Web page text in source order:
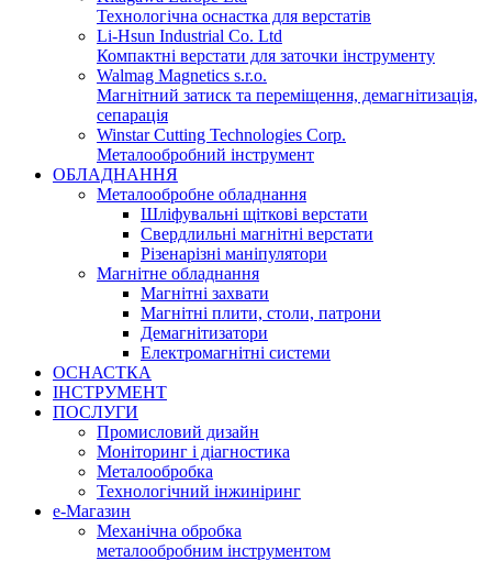
Технологічна оснастка для верстатів
Li-Hsun Industrial Co. Ltd
Компактні верстати для заточки інструменту
Walmag Magnetics s.r.o.
Магнітний затиск та переміщення, демагнітизація,
сепарація
Winstar Cutting Technologies Corp.
Металообробний інструмент
ОБЛАДНАННЯ
Металообробне обладнання
Шліфувальні щіткові верстати
Свердлильні магнітні верстати
Різенарізні маніпулятори
Магнітне обладнання
Магнітні захвати
Магнітні плити, столи, патрони
Демагнітизатори
Електромагнітні системи
ОСНАСТКА
ІНСТРУМЕНТ
ПОСЛУГИ
Промисловий дизайн
Моніторинг і діагностика
Металообробка
Технологічний інжиніринг
е-Магазин
Механічна обробка
металообробним інструментом